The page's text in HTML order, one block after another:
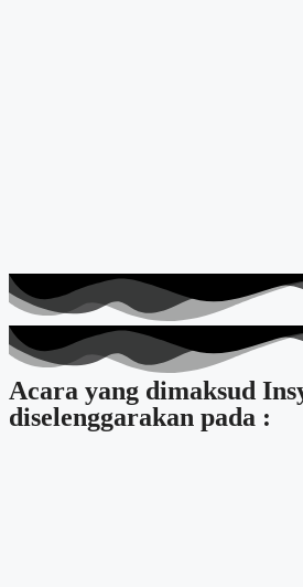
Acara yang dimaksud
diselenggarakan pada :